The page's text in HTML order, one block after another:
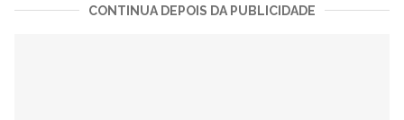
CONTINUA DEPOIS DA PUBLICIDADE